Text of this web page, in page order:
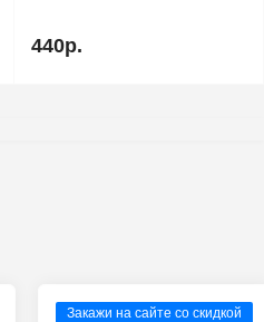
440р.
Закажи на сайте со скидкой